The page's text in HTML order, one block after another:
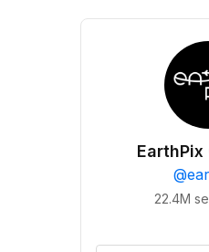
EarthPix
@
22.4M